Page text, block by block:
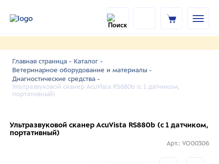
Главная страница - Каталог -
Ветеринарное оборудование и материалы -
Диагностические средства -
Ультразвуковой сканер AcuVista RS880b (c 1 датчиком,
портативный)
Ультразвуковой сканер AcuVista RS880b (c 1 датчиком,
портативный)
Арт.: VO00306